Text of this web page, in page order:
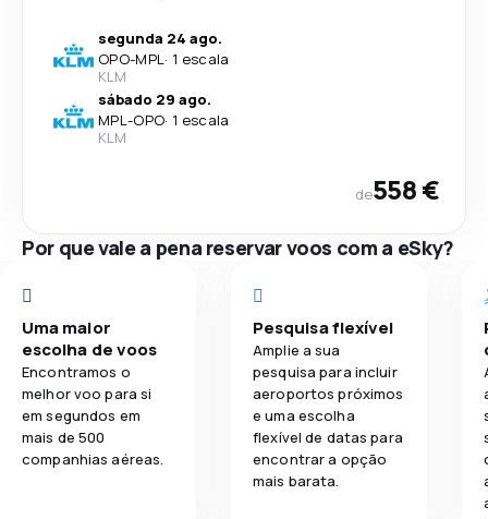
segunda 24 ago.
OPO-MPL· 1 escala
KLM
sábado 29 ago.
MPL-OPO· 1 escala
KLM
de558 €
Por que vale a pena reservar voos com a eSky?
Uma maior
escolha de voos
Encontramos o
melhor voo para si
em segundos em
mais de 500
companhias aéreas.
Pesquisa flexível
Amplie a sua
pesquisa para incluir
aeroportos próximos
e uma escolha
flexível de datas para
encontrar a opção
mais barata.